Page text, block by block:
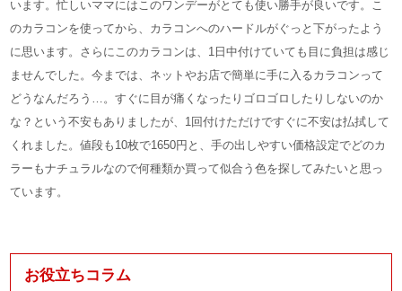
います。忙しいママにはこのワンデーがとても使い勝手が良いです。こ
のカラコンを使ってから、カラコンへのハードルがぐっと下がったよう
に思います。さらにこのカラコンは、1日中付けていても目に負担は感じ
ませんでした。今までは、ネットやお店で簡単に手に入るカラコンって
どうなんだろう…。すぐに目が痛くなったりゴロゴロしたりしないのか
な？という不安もありましたが、1回付けただけですぐに不安は払拭して
くれました。値段も10枚で1650円と、手の出しやすい価格設定でどのカ
ラーもナチュラルなので何種類か買って似合う色を探してみたいと思っ
ています。
お役立ちコラム